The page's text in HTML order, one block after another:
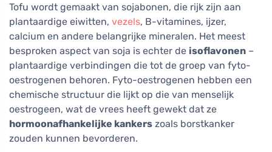
Tofu wordt gemaakt van sojabonen, die rijk zijn aan
plantaardige eiwitten, vezels, B-vitamines, ijzer,
calcium en andere belangrijke mineralen. Het meest
besproken aspect van soja is echter de isoflavonen –
plantaardige verbindingen die tot de groep van fyto-
oestrogenen behoren. Fyto-oestrogenen hebben een
chemische structuur die lijkt op die van menselijk
oestrogeen, wat de vrees heeft gewekt dat ze
hormoonafhankelijke kankers zoals borstkanker
zouden kunnen bevorderen.